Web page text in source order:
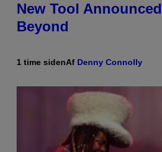
New Tool
Beyond
1 time sidenAf Denny Connolly